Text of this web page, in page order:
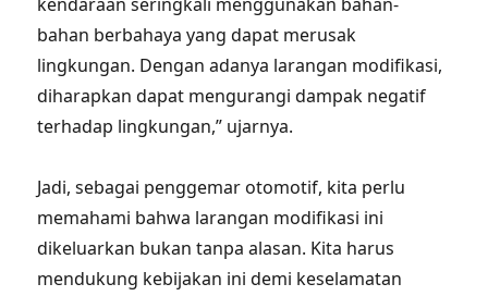
bahan berbahaya yang dapat merusak
lingkungan. Dengan adanya larangan modifikasi,
diharapkan dapat mengurangi dampak negatif
terhadap lingkungan,” ujarnya.
Jadi, sebagai penggemar otomotif, kita perlu
memahami bahwa larangan modifikasi ini
dikeluarkan bukan tanpa alasan. Kita harus
mendukung kebijakan ini demi keselamatan